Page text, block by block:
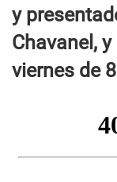
y
Chavanel,
viernes de